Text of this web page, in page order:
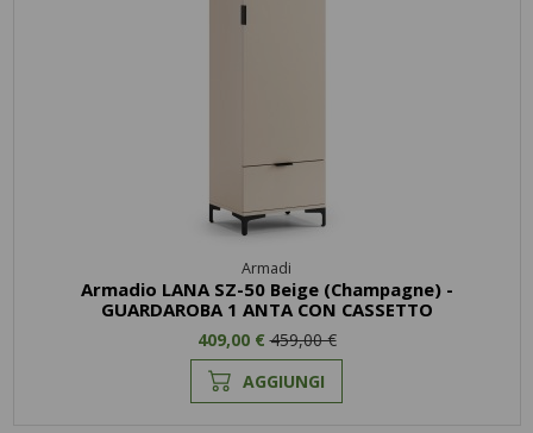
Armadi
Armadio LANA SZ-50 Beige (Champagne) -
GUARDAROBA 1 ANTA CON CASSETTO
409,00 €459,00 €
AGGIUNGI